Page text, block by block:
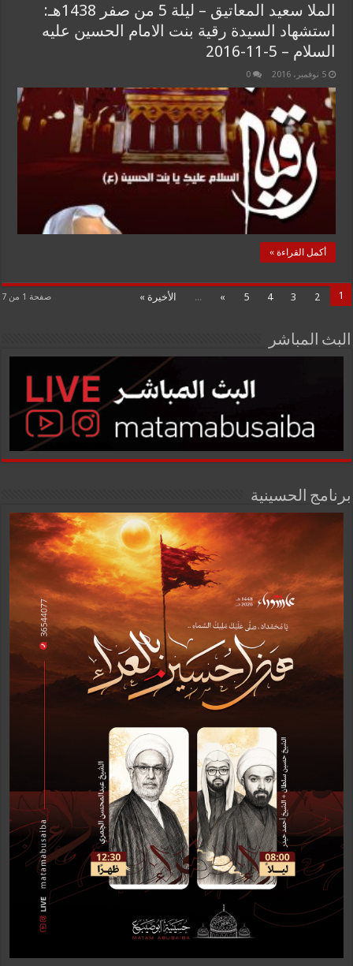
الملا سعيد المعاتيق – ليلة 5 من صفر 1438هـ:
استشهاد السيدة رقية بنت الامام الحسين عليه
السلام – 5-11-2016
5 نوفمبر، 2016 0
أكمل القراءة »
صفحة 1 من 7 1
2
3
4
5
»
... الأخيرة »
البث المباشر
برنامج الحسينية